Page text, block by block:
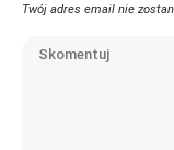
Twój adres email nie